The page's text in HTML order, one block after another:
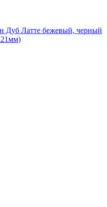
Дуб Латте бежевый, черный